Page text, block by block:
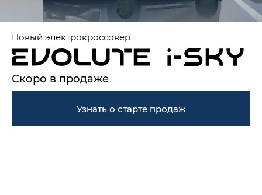
Новый электрокроссовер
Скоро в продаже
Узнать о старте продаж